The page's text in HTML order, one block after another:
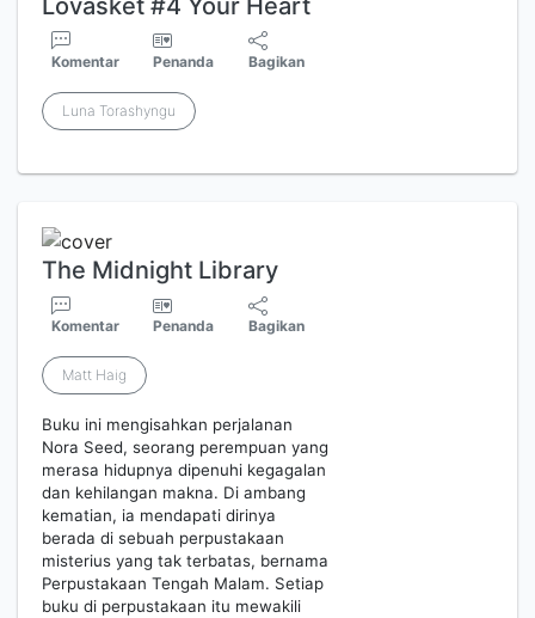
Komentar Penanda Bagikan
Luna Torashyngu
The Midnight Library
Komentar Penanda Bagikan
Matt Haig
Buku ini mengisahkan perjalanan
Nora Seed, seorang perempuan yang
merasa hidupnya dipenuhi kegagalan
dan kehilangan makna. Di ambang
kematian, ia mendapati dirinya
berada di sebuah perpustakaan
misterius yang tak terbatas, bernama
Perpustakaan Tengah Malam. Setiap
buku di perpustakaan itu mewakili